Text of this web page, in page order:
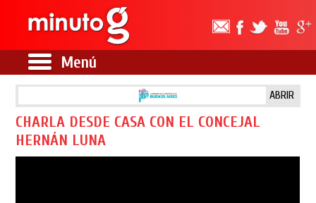
Menú
ABRIR
CHARLA DESDE CASA CON EL CONCEJAL
HERNÁN LUNA